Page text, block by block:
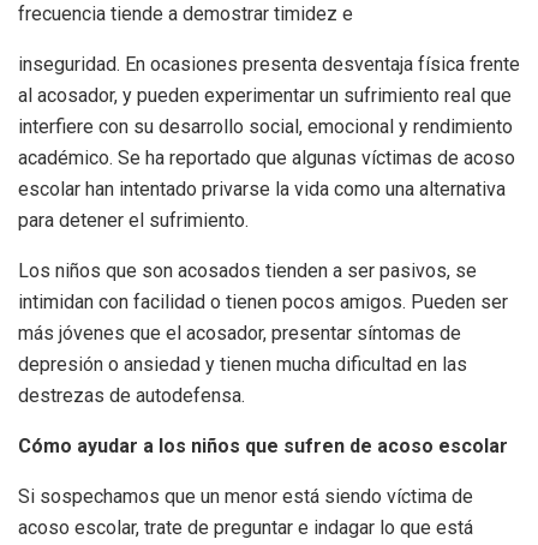
frecuencia tiende a demostrar timidez e
inseguridad. En ocasiones presenta desventaja física frente
al acosador, y pueden experimentar un sufrimiento real que
interfiere con su desarrollo social, emocional y rendimiento
académico. Se ha reportado que algunas víctimas de acoso
escolar han intentado privarse la vida como una alternativa
para detener el sufrimiento.
Los niños que son acosados tienden a ser pasivos, se
intimidan con facilidad o tienen pocos amigos. Pueden ser
más jóvenes que el acosador, presentar síntomas de
depresión o ansiedad y tienen mucha dificultad en las
destrezas de autodefensa.
Cómo ayudar a los niños que sufren de acoso escolar
Si sospechamos que un menor está siendo víctima de
acoso escolar, trate de preguntar e indagar lo que está